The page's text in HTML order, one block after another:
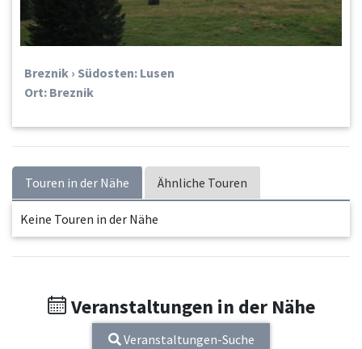
Breznik › Südosten: Lusen
Ort: Breznik
Touren in der Nähe Ähnliche Touren
Keine Touren in der Nähe
Veranstaltungen in der Nähe
Veranstaltungen-Suche